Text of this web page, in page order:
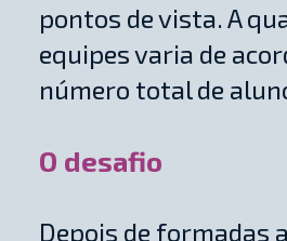
pontos de vista. A
equipes varia de
número total de
O desafio
Depois de formadas